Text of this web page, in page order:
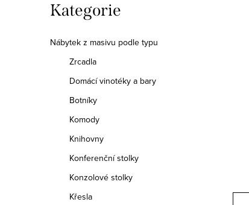
o
s
Přeskočit
kategorie
Kategorie
Nábytek z masivu podle typu
Zrcadla
Domácí vinotéky a bary
Botníky
Komody
Knihovny
Konferenční stolky
Konzolové stolky
Křesla